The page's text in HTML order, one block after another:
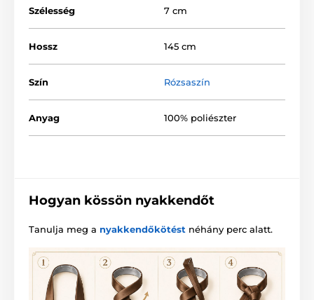
Szélesség 7 cm
Hossz 145 cm
Szín Rózsaszín
Anyag 100% poliészter
Hogyan kössön nyakkendőt
Tanulja meg a nyakkendőkötést néhány perc alatt.